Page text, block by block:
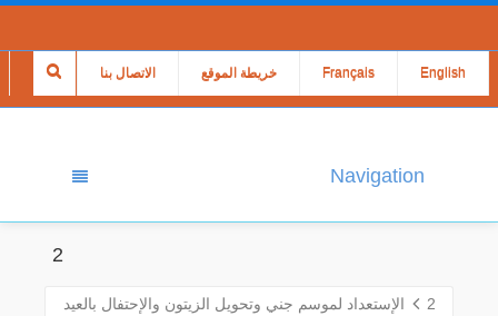
الاتصال بنا خريطة الموقع Français English
Navigation
2
2
الإستعداد لموسم جني وتحويل الزيتون والإحتفال بالعيد